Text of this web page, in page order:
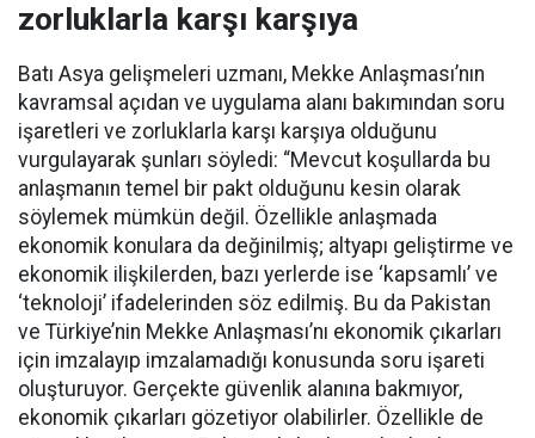
zorluklarla karşı karşıya
Batı Asya gelişmeleri uzmanı, Mekke Anlaşması’nın
kavramsal açıdan ve uygulama alanı bakımından soru
işaretleri ve zorluklarla karşı karşıya olduğunu
vurgulayarak şunları söyledi: “Mevcut koşullarda bu
anlaşmanın temel bir pakt olduğunu kesin olarak
söylemek mümkün değil. Özellikle anlaşmada
ekonomik konulara da değinilmiş; altyapı geliştirme ve
ekonomik ilişkilerden, bazı yerlerde ise ‘kapsamlı’ ve
‘teknoloji’ ifadelerinden söz edilmiş. Bu da Pakistan
ve Türkiye’nin Mekke Anlaşması’nı ekonomik çıkarları
için imzalayıp imzalamadığı konusunda soru işareti
oluşturuyor. Gerçekte güvenlik alanına bakmıyor,
ekonomik çıkarları gözetiyor olabilirler. Özellikle de